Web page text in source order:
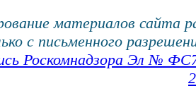
материалов сайта
с письменного
Роскомнадзора Эл №